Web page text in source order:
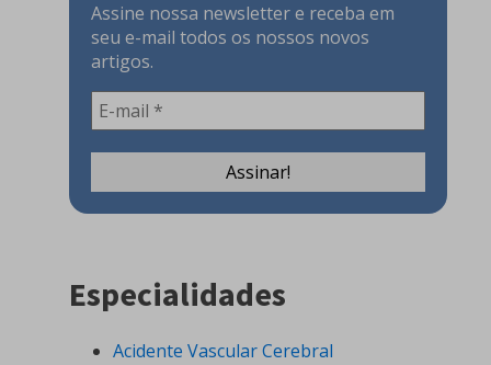
Assine nossa newsletter e receba em
seu e-mail todos os nossos novos
artigos.
Especialidades
Acidente Vascular Cerebral